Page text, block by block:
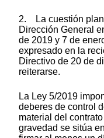
2. La cuestión
Dirección General
de 2019 y 7 de
expresado en la
Directivo de 20 de
reiterarse.
La Ley 5/2019
deberes de control
material del
gravedad se sitúa